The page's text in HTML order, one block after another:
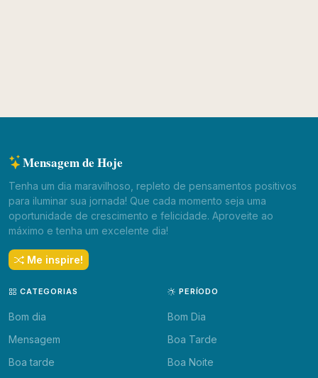
Mensagem de Hoje
Tenha um dia maravilhoso, repleto de pensamentos positivos
para iluminar sua jornada! Que cada momento seja uma
oportunidade de crescimento e felicidade. Aproveite ao
máximo e tenha um excelente dia!
Me inspire!
CATEGORIAS
Bom dia
Mensagem
Boa tarde
PERÍODO
Bom Dia
Boa Tarde
Boa Noite